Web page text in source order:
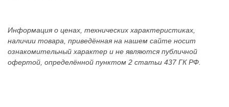
Информация о ценах, технических характеристиках,
наличии товара, приведённая на нашем сайте носит
ознакомительный характер и не являются публичной
офертой, определённой пунктом 2 статьи 437 ГК РФ.